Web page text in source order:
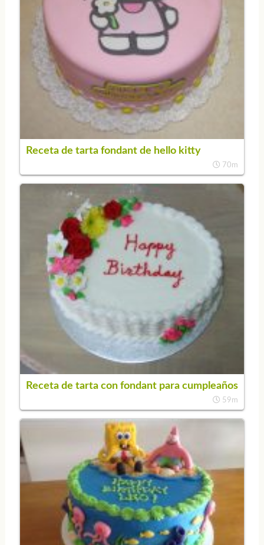
Receta de tarta fondant de hello kitty
70m
Receta de tarta con fondant para cumpleaños
59m